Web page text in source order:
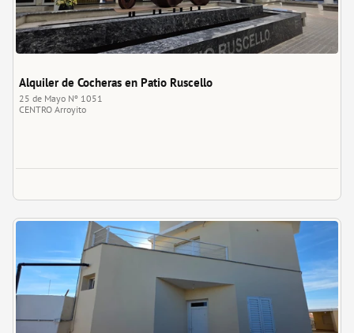
Alquiler de Cocheras en Patio Ruscello
25 de Mayo Nº 1051
CENTRO Arroyito